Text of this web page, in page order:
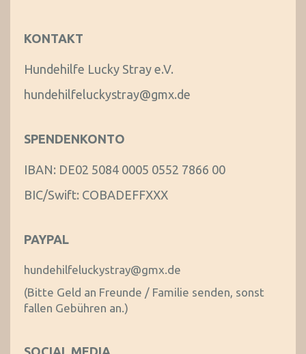
KONTAKT
Hundehilfe Lucky Stray e.V.
hundehilfeluckystray@gmx.de
SPENDENKONTO
IBAN: DE02 5084 0005 0552 7866 00
BIC/Swift: COBADEFFXXX
PAYPAL
hundehilfeluckystray@gmx.de
(Bitte Geld an Freunde / Familie senden, sonst
fallen Gebühren an.)
SOCIAL MEDIA